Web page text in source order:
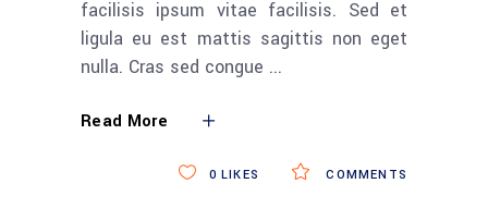
facilisis ipsum vitae facilisis. Sed et
ligula eu est mattis sagittis non eget
nulla. Cras sed congue
Read More
COMMENTS
0 LIKES